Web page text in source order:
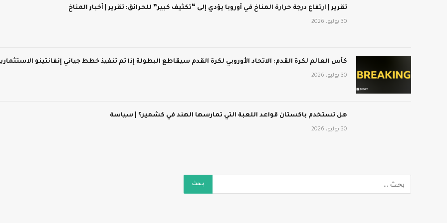
تقرير | ارتفاع درجة حرارة المناخ في أوروبا يؤدي إلى “تكثيف كبير” للحرائق: تقرير | أخبار المناخ
30 يوليو، 2026
كأس العالم لكرة القدم: الاتحاد الأوروبي لكرة القدم سيقاطع البطولة إذا تم تنفيذ خطط جياني إنفانتينو
30 يوليو، 2026
هل تستخدم باكستان قواعد اللعبة التي تمارسها الهند في كشمير؟ | سياسة
30 يوليو، 2026